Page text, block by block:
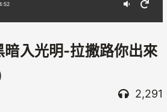
入光明-拉撒路你出來
2,291